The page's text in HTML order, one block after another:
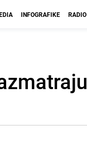
INFOGRAFIKE RADIO